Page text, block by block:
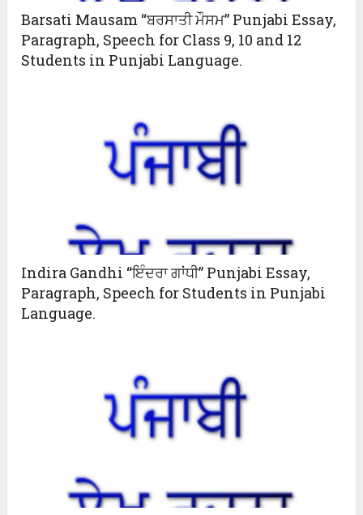
Barsati Mausam “ਬਰਸਾਤੀ ਮੌਸਮ” Punjabi Essay,
Paragraph, Speech for Class 9, 10 and 12
Students in Punjabi Language.
Indira Gandhi “ਇੰਦਰਾ ਗਾਂਧੀ” Punjabi Essay,
Paragraph, Speech for Students in Punjabi
Language.